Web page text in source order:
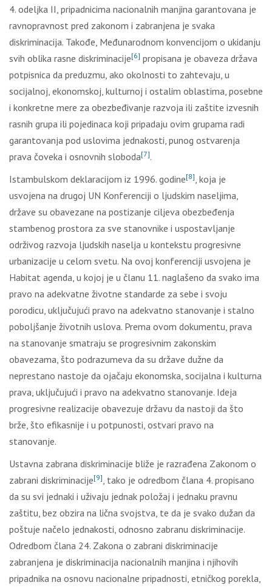
4. odeljka II, pripadnicima nacionalnih manjina garantovana je
ravnopravnost pred zakonom i zabranjena je svaka
diskriminacija. Takođe, Međunarodnom konvencijom o ukidanju
svih oblika rasne diskriminacije[6] propisana je obaveza država
potpisnica da preduzmu, ako okolnosti to zahtevaju, u
socijalnoj, ekonomskoj, kulturnoj i ostalim oblastima, posebne
i konkretne mere za obezbeđivanje razvoja ili zaštite izvesnih
rasnih grupa ili pojedinaca koji pripadaju ovim grupama radi
garantovanja pod uslovima jednakosti, punog ostvarenja
prava čoveka i osnovnih sloboda[7].
Istambulskom deklaracijom iz 1996. godine[8], koja je
usvojena na drugoj UN Konferenciji o ljudskim naseljima,
države su obavezane na postizanje ciljeva obezbeđenja
stambenog prostora za sve stanovnike i uspostavljanje
održivog razvoja ljudskih naselja u kontekstu progresivne
urbanizacije u celom svetu. Na ovoj konferenciji usvojena je
Habitat agenda, u kojoj je u članu 11. naglašeno da svako ima
pravo na adekvatne životne standarde za sebe i svoju
porodicu, uključujući pravo na adekvatno stanovanje i stalno
poboljšanje životnih uslova. Prema ovom dokumentu, prava
na stanovanje smatraju se progresivnim zakonskim
obavezama, što podrazumeva da su države dužne da
neprestano nastoje da ojačaju ekonomska, socijalna i kulturna
prava, uključujući i pravo na adekvatno stanovanje. Ideja
progresivne realizacije obavezuje državu da nastoji da što
brže, što efikasnije i u potpunosti, ostvari pravo na
stanovanje.
Ustavna zabrana diskriminacije bliže je razrađena Zakonom o
zabrani diskriminacije[9], tako je odredbom člana 4. propisano
da su svi jednaki i uživaju jednak položaj i jednaku pravnu
zaštitu, bez obzira na lična svojstva, te da je svako dužan da
poštuje načelo jednakosti, odnosno zabranu diskriminacije.
Odredbom člana 24. Zakona o zabrani diskriminacije
zabranjena je diskriminacija nacionalnih manjina i njihovih
pripadnika na osnovu nacionalne pripadnosti, etničkog porekla,